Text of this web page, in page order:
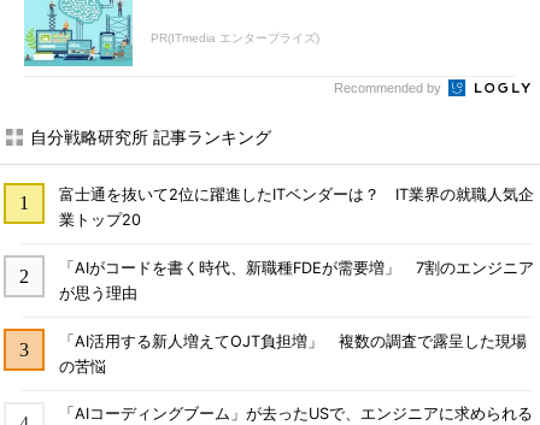
PR(ITmedia エンタープライズ)
Recommended by
自分戦略研究所 記事ランキング
富士通を抜いて2位に躍進したITベンダーは？ IT業界の就職人気企
業トップ20
「AIがコードを書く時代、新職種FDEが需要増」 7割のエンジニア
が思う理由
「AI活用する新人増えてOJT負担増」 複数の調査で露呈した現場
の苦悩
「AIコーディングブーム」が去ったUSで、エンジニアに求められる